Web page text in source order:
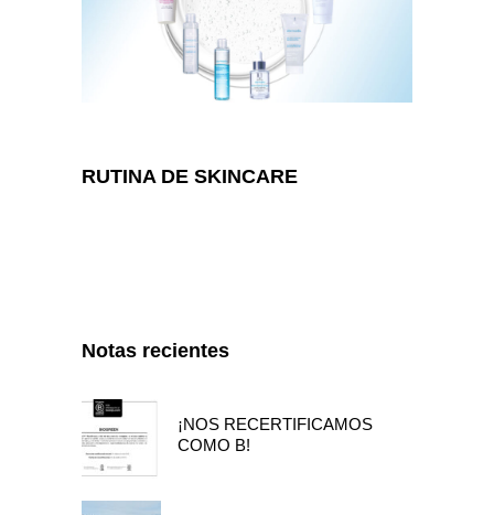
RUTINA DE SKINCARE
Notas recientes
¡NOS RECERTIFICAMOS
COMO B!